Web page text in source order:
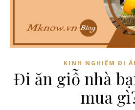
KINH NGHIỆM ĐI
Đi ăn giỗ nhà
mua